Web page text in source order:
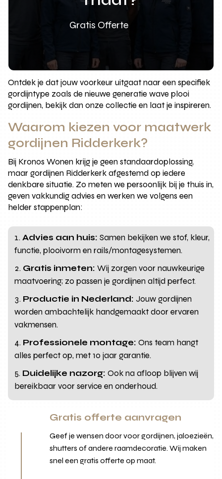
Gratis Offerte
Ontdek je dat jouw voorkeur uitgaat naar een specifiek
gordijntype zoals de nieuwe generatie wave plooi
gordijnen, bekijk dan onze collectie en laat je inspireren.
Waarom kiezen voor maatwerk
gordijnen Ridderkerk?
Bij Kronos Wonen krijg je geen standaardoplossing,
maar gordijnen Ridderkerk afgestemd op iedere
denkbare situatie. Zo meten we persoonlijk bij je thuis in,
geven vakkundig advies en werken we volgens een
helder stappenplan:
Advies aan huis: Samen bekijken we stof, kleur,
functie, plooivorm en rails/montagesystemen.
Gratis inmeten: Wij zorgen voor nauwkeurige
maatvoering; zo passen je gordijnen altijd perfect.
Productie in Nederland: Jouw gordijnen
worden ambachtelijk handgemaakt door ervaren
vakmensen.
Professionele montage: Ons team hangt
alles perfect op, met 10 jaar garantie.
Duidelijke nazorg: Ook na afloop blijven wij
bereikbaar voor service en onderhoud.
Gratis offerte aanvragen
Geef je wensen door voor gordijnen, jaloezieën,
shutters of andere raamdecoratie. Wij maken
snel een gratis offerte op maat.